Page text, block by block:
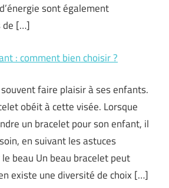
sont également
de […]
: comment bien choisir ?
faire plaisir à ses enfants.
obéit à cette visée. Lorsque
un bracelet pour son enfant, il
en suivant les astuces
beau Un beau bracelet peut
existe une diversité de choix […]